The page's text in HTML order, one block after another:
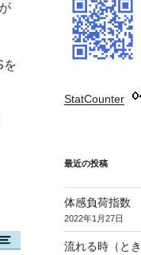
を
StatCounter:
最近の投稿
体感負荷指数
2022年1月27日
流れる時（と